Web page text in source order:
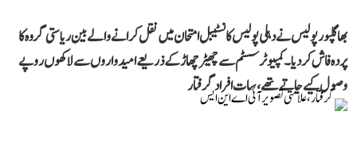
بھاگلپور پولیس نے دہلی پولیس کانسٹیبل امتحان میں نقل کرانے والے بین ریاستی گروہ کا
پردہ فاش کر دیا۔ کمپیوٹر سسٹم سے چھیڑ چھاڑ کے ذریعے امیدواروں سے لاکھوں روپے
وصول کیے جاتے تھے، سات افراد گرفتار